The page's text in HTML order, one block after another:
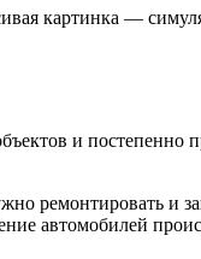
картинка —
и
ремонтировать и
автомобилей